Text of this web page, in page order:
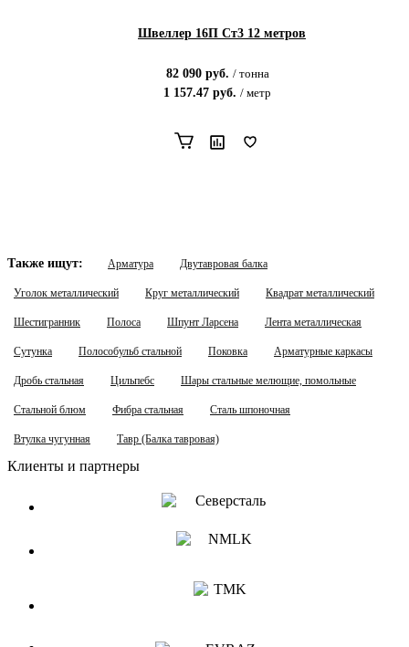
Швеллер 16П Ст3 12 метров
82 090руб. / тонна
1 157.47 руб. / метр
Также ищут: Арматура Двутавровая балка
Уголок металлический Круг металлический Квадрат металлический
Шестигранник Полоса Шпунт Ларсена Лента металлическая
Сутунка Полособульб стальной Поковка Арматурные каркасы
Дробь стальная Цильпебс Шары стальные мелющие, помольные
Стальной блюм Фибра стальная Сталь шпоночная
Втулка чугунная Тавр (Балка тавровая)
Клиенты и партнеры